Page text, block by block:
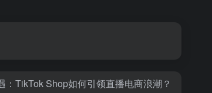
：TikTok Shop如何引领直播电商浪潮？